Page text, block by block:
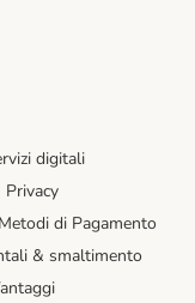
digitali
Privacy
Metodi di Pagamento
& smaltimento